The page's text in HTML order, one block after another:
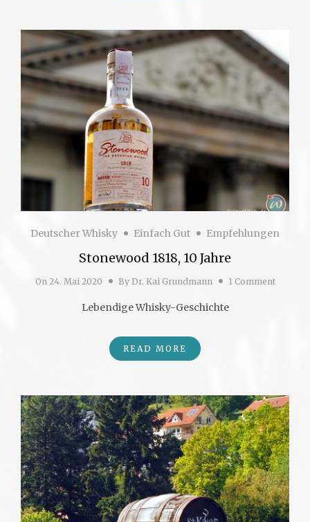
Deutscher Whisky Einfach Gut Empfehlungen
Stonewood 1818, 10 Jahre
On 24. Mai 2020 By Dr. Kai Grundmann 1 Comment
Lebendige Whisky-Geschichte
READ MORE